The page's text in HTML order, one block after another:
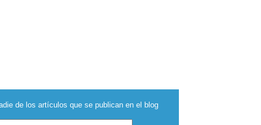
de los artículos que se publican en el blog